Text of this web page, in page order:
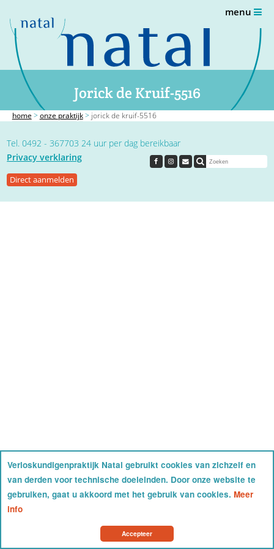
Accepteer
Verloskundigenpraktijk Natal gebruikt cookies van zichzelf en
van derden voor technische doeleinden. Door onze website te
gebruiken, gaat u akkoord met het gebruik van cookies. Meer
info
Jorick de Kruif-5516
menu
home > onze praktijk> jorick de kruif-5516
Tel. 0492 - 367703 24 uur per dag bereikbaar
Privacy verklaring
Direct aanmelden